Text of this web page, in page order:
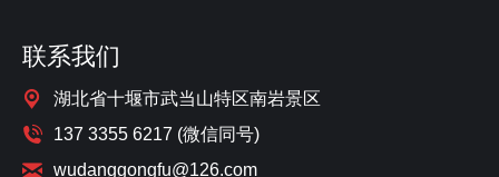
联系我们
湖北省十堰市武当山特区南岩景区
137 3355 6217 (微信同号)
wudanggongfu@126.com